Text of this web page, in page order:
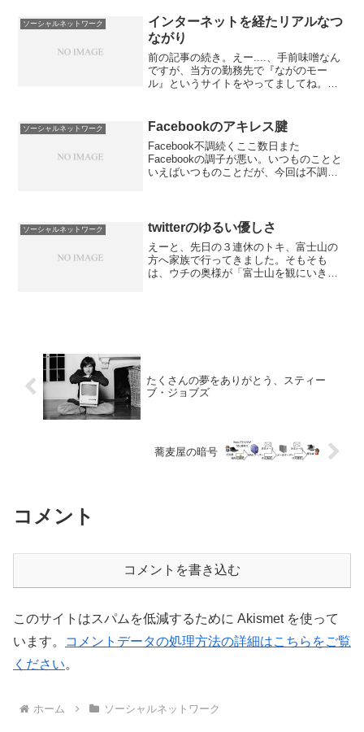
Webは「残念」 梅田望夫さんに聞く
（前...
ソーシャルネットワーク
インターネットを経たリアルなつ
ながり
前の記事の続き。えー....、手前味噌なん
ですが、当方の勤務先で『ながのモー
ル』というサイトをやってましてね。信
にさまざまな商品を販売されているショ
ッピングモールサイト...
ソーシャルネットワーク Facebookのアキレス腱
Facebook不調続くここ数日また
Facebookの調子が悪い。いつものことと
いえばいつものことだが、今回は不調が
はだいた...
ソーシャルネットワーク twitterのゆるい優しさ
えーと、先日の３連休のトキ、富士山の
方へ家族で行ってきました。そもそも
は、ウチの奥様が「富士山を観にいきた
たくさんの夢をありがとう、スティー
ブ・ジョブズ
蕎麦屋の暗号
コメント
コメントを書き込む
このサイトはスパムを低減するために Akismet を使って
います。
コメントデータの処理方法の詳細はこちらをご覧
ください。
ホーム ソーシャルネットワーク